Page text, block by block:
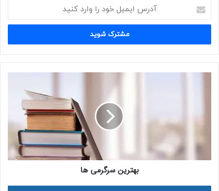
ایمیل
خود
وارد
کنید
بهترین سرگرمی ها